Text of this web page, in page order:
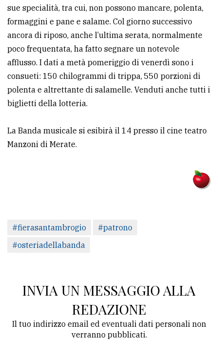
sue specialità, tra cui, non possono mancare, polenta,
formaggini e pane e salame. Col giorno successivo
ancora di riposo, anche l’ultima serata, normalmente
poco frequentata, ha fatto segnare un notevole
afflusso. I dati a metà pomeriggio di venerdì sono i
consueti: 150 chilogrammi di trippa, 550 porzioni di
polenta e altrettante di salamelle. Venduti anche tutti i
biglietti della lotteria.
La Banda musicale si esibirà il 14 presso il cine teatro
Manzoni di Merate.
#fierasantambrogio
#patrono
#osteriadellabanda
INVIA UN MESSAGGIO ALLA
REDAZIONE
Il tuo indirizzo email ed eventuali dati personali non
verranno pubblicati.